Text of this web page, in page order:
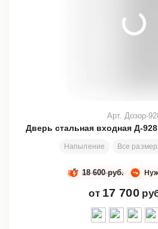
Дверь стальная входная Д-
Напыление Все
Арт. Дозор-
18 600 руб.
от 17 700